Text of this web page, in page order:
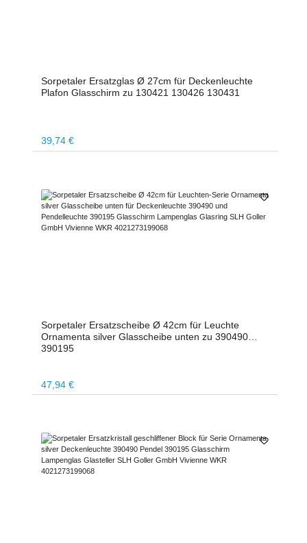
Sorpetaler Ersatzglas Ø 27cm für Deckenleuchte
Plafon Glasschirm zu 130421 130426 130431
Regulärer Preis:
39,74 €
Sorpetaler Ersatzscheibe Ø 42cm für Leuchte
Ornamenta silver Glasscheibe unten zu 390490
390195
Regulärer Preis:
47,94 €